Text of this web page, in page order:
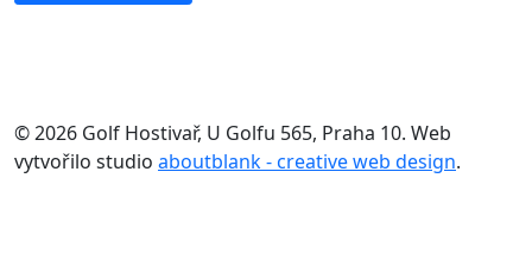
© 2026 Golf Hostivař, U Golfu 565, Praha 10. Web
vytvořilo studio aboutblank - creative web design.